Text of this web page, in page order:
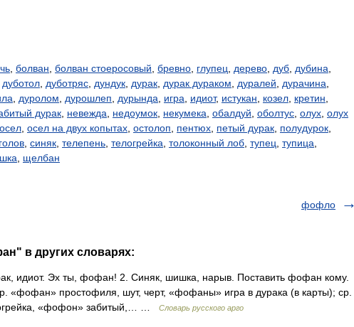
болван болван стоеросовый бревно глупец дерево дуб дубина
дуботол дуботряс дундук дурак дурак дураком дуралей дурачина
дуролом дурошлеп дурында игра идиот, истукан козел кретин
дурак невежда недоумок некумека обалдуй оболтус олух олух
осел осел на двух копытах остолоп пентюх петый дурак полудурок
синяк телепень телогрейка толоконный лоб тупец тупица
щелбан
фофло
в других словарях:
идиот. Эх ты, фофан! 2. Синяк, шишка, нарыв. Поставить фофан кому.
«фофан» простофиля, шут, черт, «фофаны» игра в дурака (в карты); ср.
«фофон» забитый,… …
Словарь русского арго